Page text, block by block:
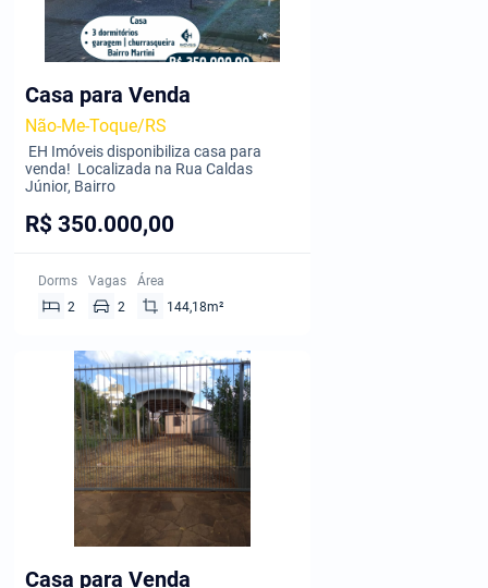
Casa para Venda
Não-Me-Toque/RS
EH Imóveis disponibiliza casa para
venda! Localizada na Rua Caldas
Júnior, Bairro
R$ 350.000,00
Dorms
2
Vagas
2
Área
144,18m²
Casa para Venda